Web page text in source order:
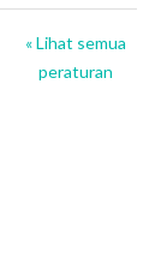
« Lihat semua
peraturan